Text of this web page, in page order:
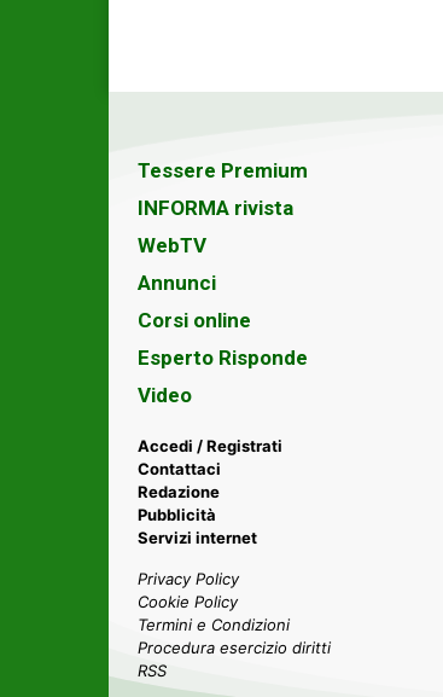
Tessere Premium
INFORMA rivista
WebTV
Annunci
Corsi online
Esperto Risponde
Video
Accedi / Registrati
Contattaci
Redazione
Pubblicità
Servizi internet
Privacy Policy
Cookie Policy
Termini e Condizioni
Procedura esercizio diritti
RSS